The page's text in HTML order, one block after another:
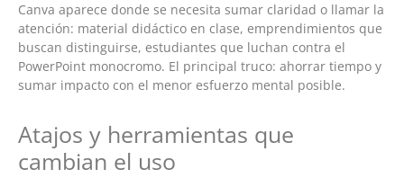
Canva aparece donde se necesita sumar claridad o llamar la
atención: material didáctico en clase, emprendimientos que
buscan distinguirse, estudiantes que luchan contra el
PowerPoint monocromo. El principal truco: ahorrar tiempo y
sumar impacto con el menor esfuerzo mental posible.
Atajos y herramientas que
cambian el uso